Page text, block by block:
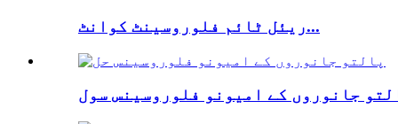
ریئل ٹائم فلوروسینٹ کوانٹ...